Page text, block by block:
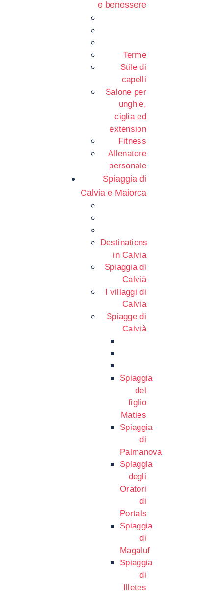
e benessere
Terme
Stile di
capelli
Salone per
unghie,
ciglia ed
extension
Fitness
Allenatore
personale
Spiaggia di
Calvia e Maiorca
Destinations
in Calvia
Spiaggia di
Calvià
I villaggi di
Calvia
Spiagge di
Calvià
Spiaggia
del
figlio
Maties
Spiaggia
di
Palmanova
Spiaggia
degli
Oratori
di
Portals
Spiaggia
di
Magaluf
Spiaggia
di
Illetes